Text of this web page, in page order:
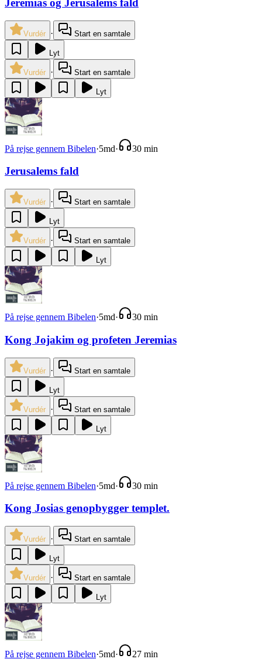
Jeremias og Jerusalems fald
Vurdér · Start en samtale
Lyt
Vurdér · Start en samtale
Lyt
På rejse gennem Bibelen·5md· 30 min
Jerusalems fald
Vurdér · Start en samtale
Lyt
Vurdér · Start en samtale
Lyt
På rejse gennem Bibelen·5md· 30 min
Kong Jojakim og profeten Jeremias
Vurdér · Start en samtale
Lyt
Vurdér · Start en samtale
Lyt
På rejse gennem Bibelen·5md· 30 min
Kong Josias genopbygger templet.
Vurdér · Start en samtale
Lyt
Vurdér · Start en samtale
Lyt
På rejse gennem Bibelen·5md· 27 min